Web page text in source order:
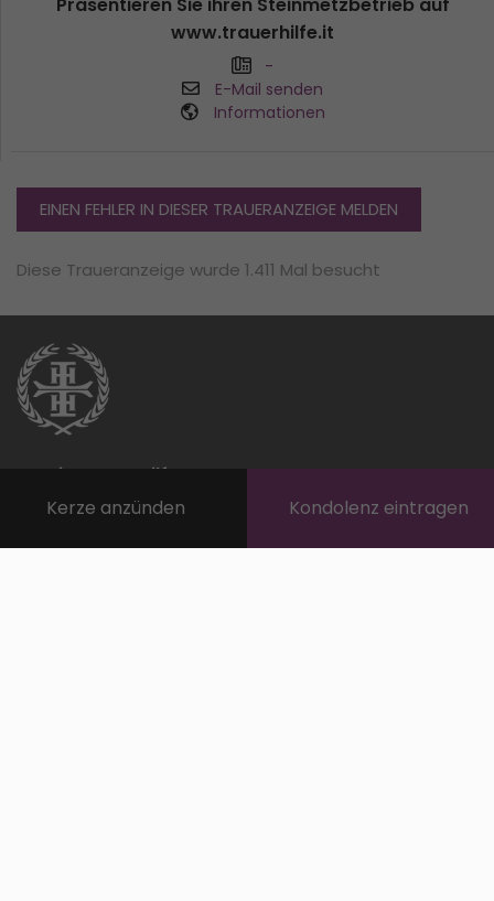
Präsentieren Sie ihren Steinmetzbetrieb auf
www.trauerhilfe.it
-
E-Mail senden
Informationen
EINEN FEHLER IN DIESER TRAUERANZEIGE MELDEN
Diese Traueranzeige wurde 1.411 Mal besucht
Kerze anzünden Kondolenz eintragen
Verein TrauerHilfe
Südtiroler Bestattungsunternehmen
info@trauerhilfe.it